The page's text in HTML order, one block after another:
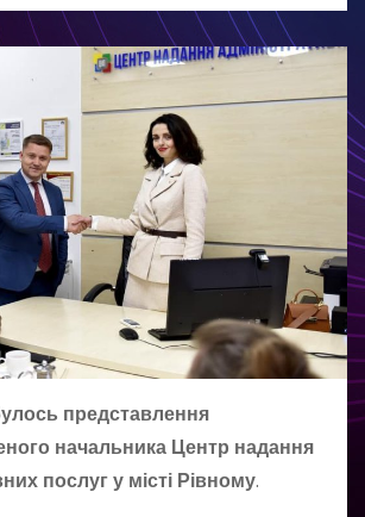
представлення
начальника Центр надання
послуг у місті Рівному.